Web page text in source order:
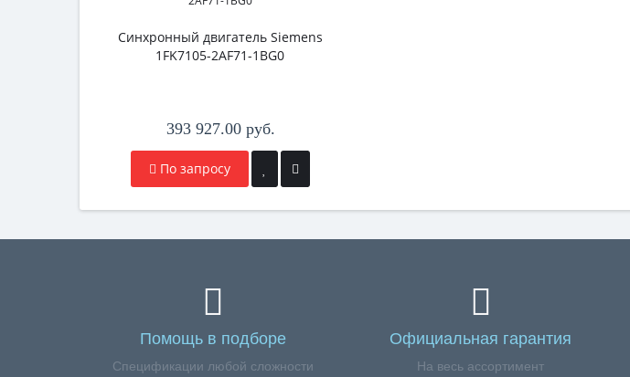
Синхронный двигатель Siemens
1FK7105-2AF71-1BG0
393 927.00 руб.
По запросу
Помощь в подборе
Спецификации любой сложности
Официальная гарантия
На весь ассортимент